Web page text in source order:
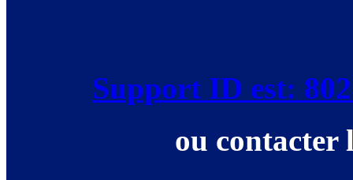
Support ID est:
ou contacter